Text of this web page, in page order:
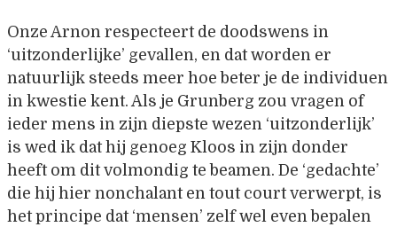
Onze Arnon respecteert de doodswens in
‘uitzonderlijke’ gevallen, en dat worden er
natuurlijk steeds meer hoe beter je de individuen
in kwestie kent. Als je Grunberg zou vragen of
ieder mens in zijn diepste wezen ‘uitzonderlijk’
is wed ik dat hij genoeg Kloos in zijn donder
heeft om dit volmondig te beamen. De ‘gedachte’
die hij hier nonchalant en tout court verwerpt, is
het principe dat ‘mensen’ zelf wel even bepalen